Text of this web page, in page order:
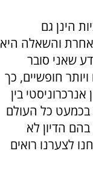
הינן גם
אחרת והשאלה היא
שאני סובר
חופשיים, כך
בין
בכמעט כל העולם
הדיון לא
לצערנו רואים